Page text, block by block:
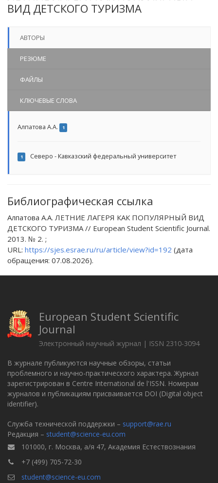
ВИД ДЕТСКОГО ТУРИЗМА
АВТОРЫ
РЕЗЮМЕ
ФАЙЛЫ
КЛЮЧЕВЫЕ СЛОВА
Алпатова А.А. 1
1 Северо - Кавказский федеральный университет
Библиографическая ссылка
Алпатова А.А. ЛЕТНИЕ ЛАГЕРЯ КАК ПОПУЛЯРНЫЙ ВИД
ДЕТСКОГО ТУРИЗМА // European Student Scientific Journal.
2013. № 2. ;
URL: https://sjes.esrae.ru/ru/article/view?id=192 (дата
обращения: 07.08.2026).
European Student Scientific
Journal
Электронный научный журнал | ISSN 2310-3094
В журнале публикуются научные обзоры, статьи
проблемного и научно-практического характера. Журнал
зарегистрирован в Centre International de l'ISSN. Номерам
журналов и публикациям присваивается DOI (Digital object
identifier).
Служба технической поддержки – support@rae.ru
Редакция – student@science-eu.com
101000, г. Москва, а/я 47, Академия Естествознания
+7 (499) 705-72-30
student@science-eu.com